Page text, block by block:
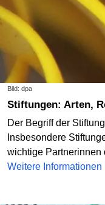
Bild: dpa
Stiftungen: Arten,
Der Begriff der
Insbesondere
wichtige Partnerinnen
Weitere Informationen